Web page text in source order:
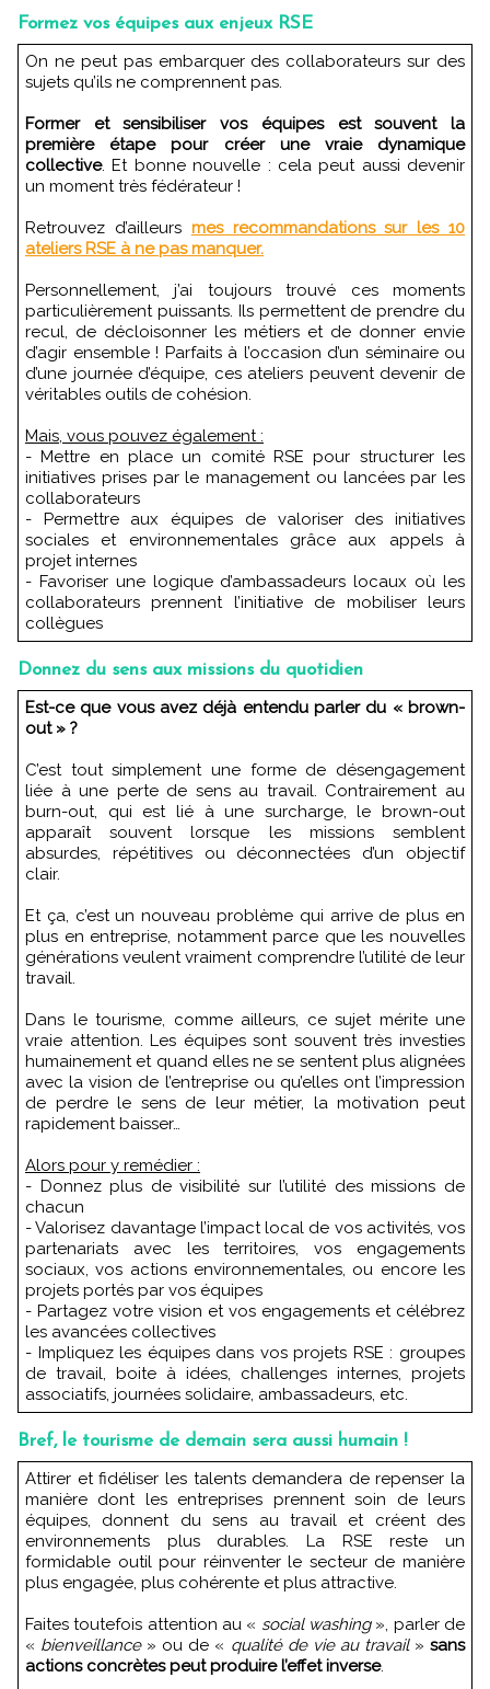
Formez vos équipes aux enjeux RSE
On ne peut pas embarquer des collaborateurs sur des
sujets qu’ils ne comprennent pas.
Former et sensibiliser vos équipes est souvent la
première étape pour créer une vraie dynamique
collective. Et bonne nouvelle : cela peut aussi devenir
un moment très fédérateur !
Retrouvez d’ailleurs mes recommandations sur les 10
ateliers RSE à ne pas manquer.
Personnellement, j’ai toujours trouvé ces moments
particulièrement puissants. Ils permettent de prendre du
recul, de décloisonner les métiers et de donner envie
d’agir ensemble ! Parfaits à l’occasion d’un séminaire ou
d’une journée d’équipe, ces ateliers peuvent devenir de
véritables outils de cohésion.
Mais, vous pouvez également :
- Mettre en place un comité RSE pour structurer les
initiatives prises par le management ou lancées par les
collaborateurs
- Permettre aux équipes de valoriser des initiatives
sociales et environnementales grâce aux appels à
projet internes
- Favoriser une logique d’ambassadeurs locaux où les
collaborateurs prennent l’initiative de mobiliser leurs
collègues
Donnez du sens aux missions du quotidien
Est-ce que vous avez déjà entendu parler du « brown-
out » ?
C’est tout simplement une forme de désengagement
liée à une perte de sens au travail. Contrairement au
burn-out, qui est lié à une surcharge, le brown-out
apparaît souvent lorsque les missions semblent
absurdes, répétitives ou déconnectées d’un objectif
clair.
Et ça, c’est un nouveau problème qui arrive de plus en
plus en entreprise, notamment parce que les nouvelles
générations veulent vraiment comprendre l’utilité de leur
travail.
Dans le tourisme, comme ailleurs, ce sujet mérite une
vraie attention. Les équipes sont souvent très investies
humainement et quand elles ne se sentent plus alignées
avec la vision de l’entreprise ou qu’elles ont l’impression
de perdre le sens de leur métier, la motivation peut
rapidement baisser…
Alors pour y remédier :
- Donnez plus de visibilité sur l’utilité des missions de
chacun
- Valorisez davantage l’impact local de vos activités, vos
partenariats avec les territoires, vos engagements
sociaux, vos actions environnementales, ou encore les
projets portés par vos équipes
- Partagez votre vision et vos engagements et célébrez
les avancées collectives
- Impliquez les équipes dans vos projets RSE : groupes
de travail, boite à idées, challenges internes, projets
associatifs, journées solidaire, ambassadeurs, etc.
Bref, le tourisme de demain sera aussi humain !
Attirer et fidéliser les talents demandera de repenser la
manière dont les entreprises prennent soin de leurs
équipes, donnent du sens au travail et créent des
environnements plus durables. La RSE reste un
formidable outil pour réinventer le secteur de manière
plus engagée, plus cohérente et plus attractive.
Faites toutefois attention au « social washing», parler de
« bienveillance» ou de « qualité de vie au travail»sans
actions concrètes peut produire l’effet inverse.